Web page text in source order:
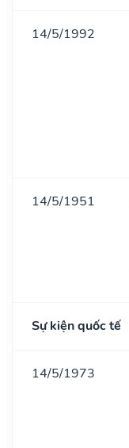
14/5/1992
14/5/1951
Sự kiện quốc tế
14/5/1973